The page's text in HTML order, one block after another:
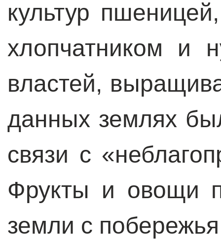
культур
хлопчатником и
властей,
данных землях
связи с
Фрукты и овощи
земли с